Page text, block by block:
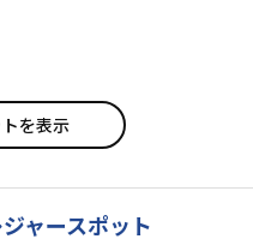
を表示
ャースポット